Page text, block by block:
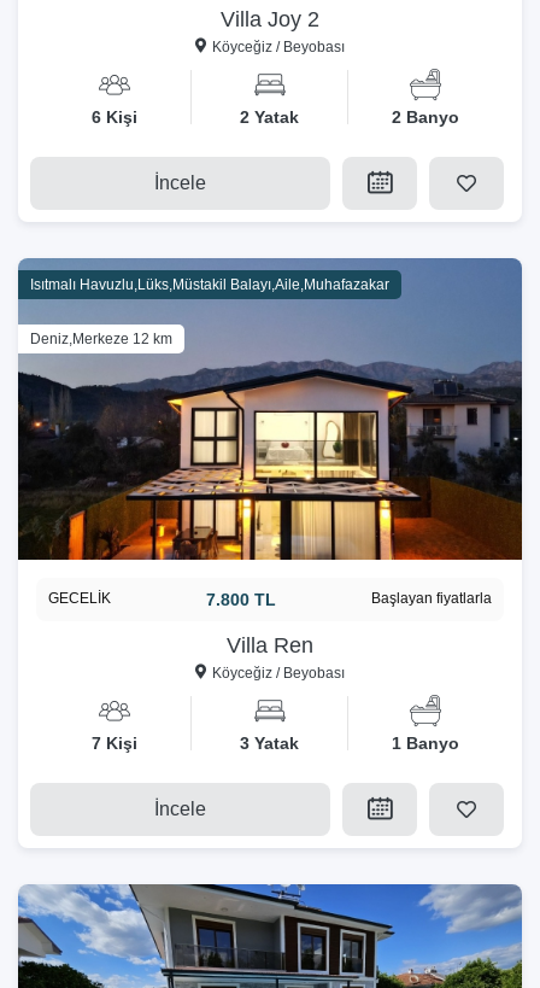
Villa Joy 2
Köyceğiz / Beyobası
6 Kişi 2 Yatak 2 Banyo
İncele
Isıtmalı Havuzlu,Lüks,Müstakil Balayı,Aile,Muhafazakar
Deniz,Merkeze 12 km
Villa Ren
Köyceğiz / Beyobası
GECELİK 7.800 TL Başlayan fiyatlarla
7 Kişi 3 Yatak 1 Banyo
İncele